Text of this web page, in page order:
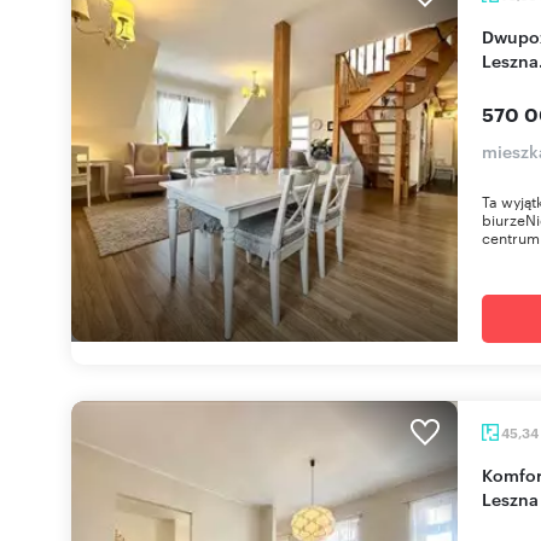
Dwupoziomowe mieszkanie 4 pok. w centrum
570
Ta
45,34
Komfortowe 2-pokojowe mieszkanie w centrum